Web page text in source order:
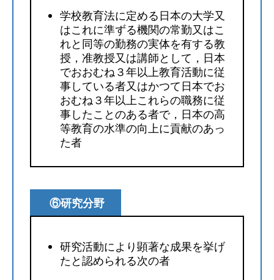
学校教育法に定める日本の大学又
はこれに準ずる機関の常勤又はこ
れと同等の勤務の実体を有する教
授，准教授又は講師として，日本
でおおむね３年以上教育活動に従
事している者又はかつて日本でお
おむね３年以上これらの職務に従
事したことのある者で，日本の高
等教育の水準の向上に貢献のあっ
た者
⑥研究分野
研究活動により顕著な成果を挙げ
たと認められる次の者